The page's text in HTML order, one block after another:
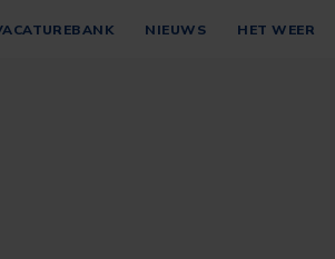
NIEUWS HET WEER